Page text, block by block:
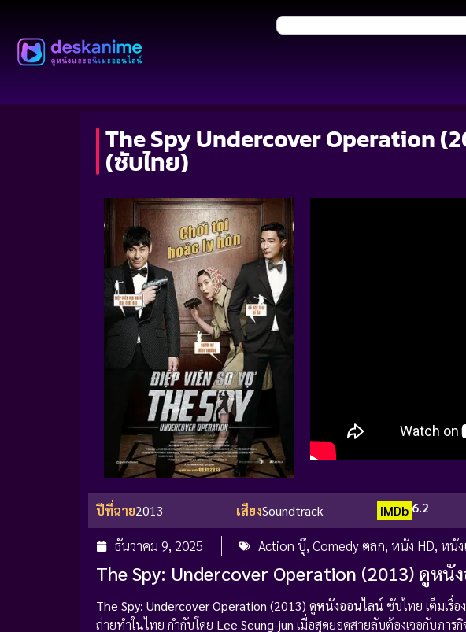
The Spy Undercover Operation
(ซับไทย)
ปีที่ฉาย2013 เสียงSoundtrack IMDb 6.2
ธันวาคม 9, 2025 Action บู๊, Comedy ตลก, หนัง HD, หนัง
The Spy: Undercover Operation (2013) ดูห
The Spy: Undercover Operation (2013) ดูหนังออนไลน์ ซับไทย เต็มเรื่อ
ถ่ายทำในไทย กำกับโดย Lee Seung-jun เมื่อสุดยอดสายลับต้องเจอกับภา